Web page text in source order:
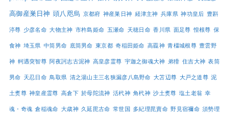
高御産巣日神 頭八咫烏 京都府 神産巣日神 経津主神 兵庫県 神功皇后 豊斟
渟尊 少彦名命 大物主神 市杵島姫命 五瀬命 天穂日命 香川県 面足尊 惶根尊 保
食神 埼玉県 中筒男命 底筒男命 東京都 奇稲田姫命 高龗神 青橿城根尊 豊雲野
神 軻遇突智尊 阿夜訶志古泥神 高皇彦霊尊 宇迦之御魂大神 弟猾 住吉大神 表筒
男命 天忍日命 鳥取県 清之湯山主三名狭漏彦八島野命 大苫辺尊 大戸之道尊 泥
土煑尊 神皇産霊尊 高倉下 於母陀流神 活杙神 角杙神 沙土煑尊 塩土老翁 幸
魂・奇魂 倉稲魂命 大歳神 久延毘古命 常世国 多紀理毘賣命 野見宿禰命 須勢理